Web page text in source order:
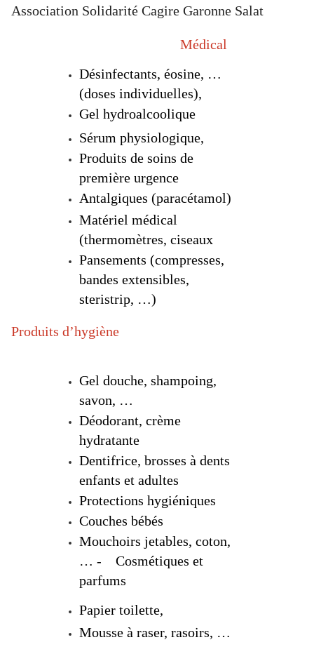
Association Solidarité Cagire Garonne Salat
Médical
Désinfectants, éosine, …
(doses individuelles),
Gel hydroalcoolique
Sérum physiologique,
Produits de soins de
première urgence
Antalgiques (paracétamol)
Matériel médical
(thermomètres, ciseaux
Pansements (compresses,
bandes extensibles,
steristrip, …)
Produits d’hygiène
Gel douche, shampoing,
savon, …
Déodorant, crème
hydratante
Dentifrice, brosses à dents
enfants et adultes
Protections hygiéniques
Couches bébés
Mouchoirs jetables, coton,
… - Cosmétiques et
parfums
Papier toilette,
Mousse à raser, rasoirs, …